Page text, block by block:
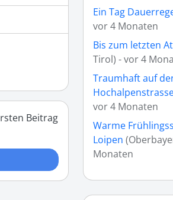
Beitrag
Ein Tag
vor 4 Monaten
Bis zum letzten
Tirol) - vor 4
Traumhaft auf
vor 4 Monaten
Warme
Loipen
Monaten